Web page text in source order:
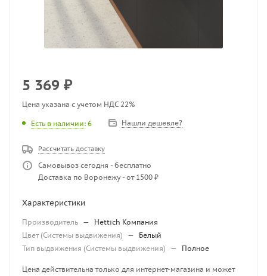
5 369 ₽
Цена указана с учетом НДС 22%
Есть в наличии: 6 Нашли дешевле?
Рассчитать доставку
Самовывоз сегодня - бесплатно
Доставка по Воронежу - от 1500 ₽
Характеристики
Производитель —
Hettich Компания
Цвет (Системы выдвижения)
—
Белый
Тип выдвижения (Системы выдвижения)
— Полное
Цена действительна только для интернет-магазина и может